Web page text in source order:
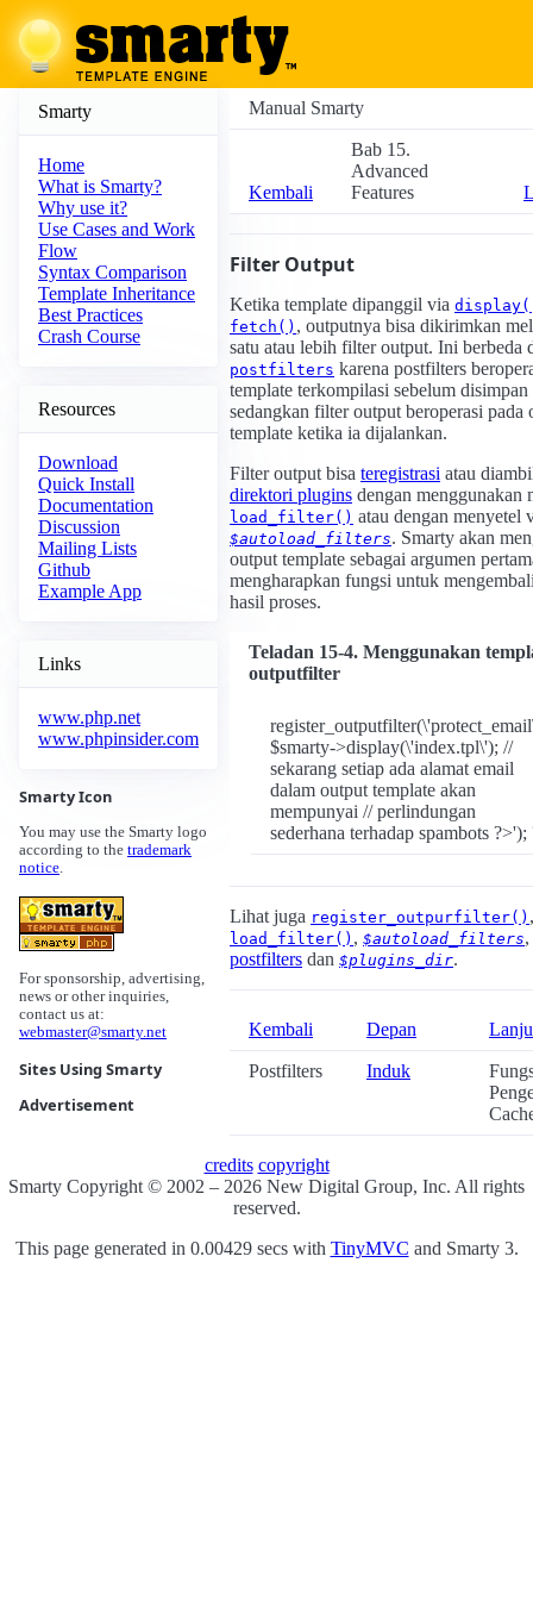
Smarty
Home
What is Smarty?
Why use it?
Use Cases and Work
Flow
Syntax Comparison
Template Inheritance
Best Practices
Crash Course
Resources
Download
Quick Install
Documentation
Discussion
Mailing Lists
Github
Example App
Links
www.php.net
www.phpinsider.com
Smarty Icon
You may use the Smarty logo
according to the trademark
notice.
For sponsorship, advertising,
news or other inquiries,
contact us at:
webmaster@smarty.net
Sites Using Smarty
Advertisement
Manual Smarty
Kembali
Bab 15.
Advanced
Features
Filter Output
Ketika template dipanggil via
fetch() , outputnya bisa dikirimkan
satu atau lebih filter output. Ini berbeda
postfilters karena postfilters
template terkompilasi sebelum
sedangkan filter output beroperasi pada
template ketika ia dijalankan.
Filter output bisa teregistrasi atau
direktori plugins dengan menggunakan
load_filter() atau dengan menyetel
$autoload_filters. Smarty akan
output template sebagai argumen
mengharapkan fungsi untuk
hasil proses.
Teladan 15-4. Menggunakan
outputfilter
$smarty->display(\'index.tpl\'); //
sekarang setiap ada alamat email
dalam output template akan
mempunyai // perlindungan
sederhana terhadap spambots ?>');
Lihat juga register_outpurfilter() ,
load_filter() , $autoload_filters,
postfilters dan $plugins_dir.
Kembali Depan
Postfilters Induk
credits copyright
Smarty Copyright © 2002 – 2026 New Digital Group, Inc. All rights
reserved.
This page generated in 0.00429 secs with TinyMVC and Smarty 3.